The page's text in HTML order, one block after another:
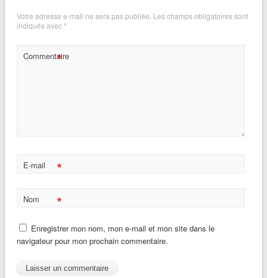
Votre adresse e-mail ne sera pas publiée. Les champs obligatoires sont
indiqués avec*
Commentaire
*
E-mail *
Nom *
Enregistrer mon nom, mon e-mail et mon site dans le
navigateur pour mon prochain commentaire.